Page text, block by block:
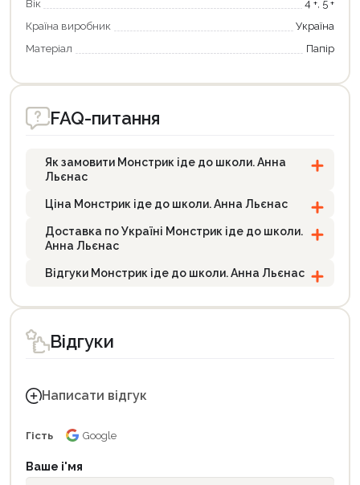
Вік
4 +, 5 +
Країна виробник
Україна
Матеріал
Папір
FAQ-питання
Як замовити Монстрик іде до школи. Анна
Льєнас
Ціна Монстрик іде до школи. Анна Льєнас
Доставка по Україні Монстрик іде до школи.
Анна Льєнас
Відгуки Монстрик іде до школи. Анна Льєнас
Відгуки
Написати відгук
Гість Google
Ваше і'мя